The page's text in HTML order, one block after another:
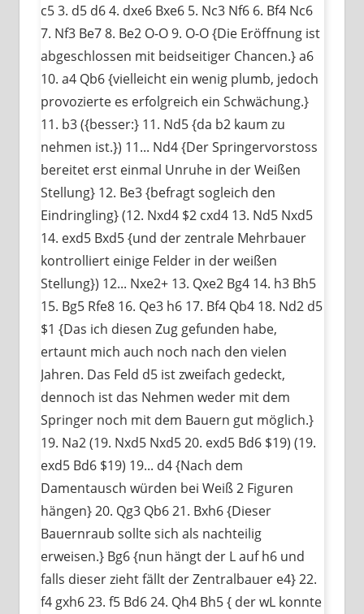
c5 3. d5 d6 4. dxe6 Bxe6 5. Nc3 Nf6 6. Bf4 Nc6
7. Nf3 Be7 8. Be2 O-O 9. O-O {Die Eröffnung ist
abgeschlossen mit beidseitiger Chancen.} a6
10. a4 Qb6 {vielleicht ein wenig plumb, jedoch
provozierte es erfolgreich ein Schwächung.}
11. b3 ({besser:} 11. Nd5 {da b2 kaum zu
nehmen ist.}) 11... Nd4 {Der Springervorstoss
bereitet erst einmal Unruhe in der Weißen
Stellung} 12. Be3 {befragt sogleich den
Eindringling} (12. Nxd4 $2 cxd4 13. Nd5 Nxd5
14. exd5 Bxd5 {und der zentrale Mehrbauer
kontrolliert einige Felder in der weißen
Stellung}) 12... Nxe2+ 13. Qxe2 Bg4 14. h3 Bh5
15. Bg5 Rfe8 16. Qe3 h6 17. Bf4 Qb4 18. Nd2 d5
$1 {Das ich diesen Zug gefunden habe,
ertaunt mich auch noch nach den vielen
Jahren. Das Feld d5 ist zweifach gedeckt,
dennoch ist das Nehmen weder mit dem
Springer noch mit dem Bauern gut möglich.}
19. Na2 (19. Nxd5 Nxd5 20. exd5 Bd6 $19) (19.
exd5 Bd6 $19) 19... d4 {Nach dem
Damentausch würden bei Weiß 2 Figuren
hängen} 20. Qg3 Qb6 21. Bxh6 {Dieser
Bauernraub sollte sich als nachteilig
erweisen.} Bg6 {nun hängt der L auf h6 und
falls dieser zieht fällt der Zentralbauer e4} 22.
f4 gxh6 23. f5 Bd6 24. Qh4 Bh5 { der wL konnte